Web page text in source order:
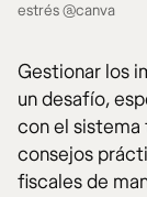
estrés @canva
Gestionar los
un desafío,
con el sistema
consejos
fiscales de